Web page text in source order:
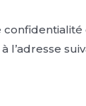
l’adresse